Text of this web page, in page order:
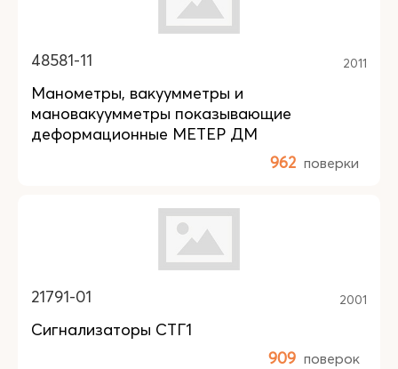
48581-11 2011
Манометры, вакуумметры и
мановакуумметры показывающие
деформационные МЕТЕР ДМ
962 поверки
21791-01 2001
Сигнализаторы СТГ1
909 поверок